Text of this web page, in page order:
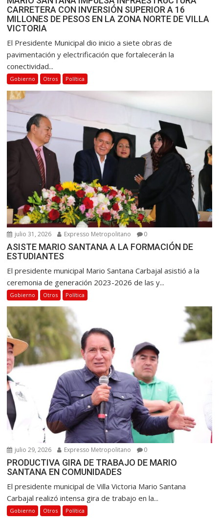
CARRETERA CON INVERSIÓN SUPERIOR A 16
MILLONES DE PESOS EN LA ZONA NORTE DE VILLA
VICTORIA
El Presidente Municipal dio inicio a siete obras de
pavimentación y electrificación que fortalecerán la
conectividad...
Gobierno Otros Política
julio 31, 2026 Expresso Metropolitano 0
ASISTE MARIO SANTANA A LA FORMACIÓN DE
ESTUDIANTES
El presidente municipal Mario Santana Carbajal asistió a la
ceremonia de generación 2023-2026 de las y...
Gobierno Otros Política
julio 29, 2026 Expresso Metropolitano 0
PRODUCTIVA GIRA DE TRABAJO DE MARIO
SANTANA EN COMUNIDADES
El presidente municipal de Villa Victoria Mario Santana
Carbajal realizó intensa gira de trabajo en la...
Gobierno Otros Política